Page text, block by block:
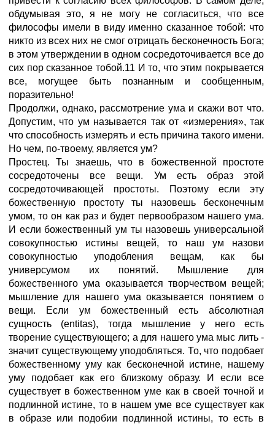
обдумывая это, я не могу не согласиться, что все
философы имели в виду именно сказанное тобой: что
никто из всех них не смог отрицать бесконечность Бога;
в этом утверждении в одном сосредоточивается все до
сих пор сказанное тобой.11 И то, что этим покрывается
все, могущее быть познанным и сообщенным,
поразительно!
Продолжи, однако, рассмотрение ума и скажи вот что.
Допустим, что ум называется так от «измерения», так
что способность измерять и есть причина такого имени.
Но чем, по-твоему, является ум?
Простец. Ты знаешь, что в божественной простоте
сосредоточены все вещи. Ум есть образ этой
сосредоточивающей простоты. Поэтому если эту
божественную простоту ты назовешь бесконечным
умом, то он как раз и будет первообразом нашего ума.
И если божественный ум ты назовешь универсальной
совокупностью истины вещей, то наш ум назови
совокупностью уподобления вещам, как бы
универсумом их понятий. Мышление для
божественного ума оказывается творчеством вещей;
мышление для нашего ума оказывается понятием о
вещи. Если ум божественный есть абсолютная
сущность (entitas), тогда мышление у него есть
творение существующего; а для нашего ума мыс лить -
значит существующему уподобляться. То, что подобает
божественному уму как бесконечной истине, нашему
уму подобает как его близкому образу. И если все
существует в божественном уме как в своей точной и
подлинной истине, то в нашем уме все существует как
в образе или подобии подлинной истины, то есть в